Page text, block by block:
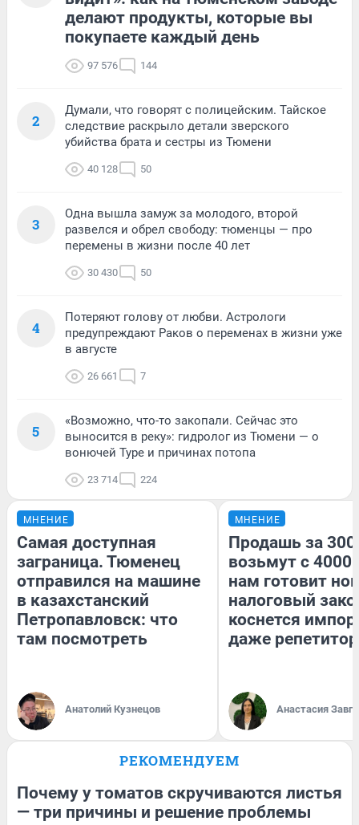
делают продукты, которые вы
покупаете каждый день
97 576 144
2
Думали, что говорят с полицейским. Тайское
следствие раскрыло детали зверского
убийства брата и сестры из Тюмени
40 128 50
3
Одна вышла замуж за молодого, второй
развелся и обрел свободу: тюменцы — про
перемены в жизни после 40 лет
30 430 50
4
Потеряют голову от любви. Астрологи
предупреждают Раков о переменах в жизни уже
в августе
26 661 7
5
«Возможно, что-то закопали. Сейчас это
выносится в реку»: гидролог из Тюмени — о
вонючей Туре и причинах потопа
23 714 224
МНЕНИЕ
Самая доступная
заграница. Тюменец
отправился на машине
в казахстанский
Петропавловск: что
там посмотреть
Анатолий Кузнецов
МНЕНИЕ
Продашь за
возьмут с
нам готовит
налоговый
коснется
даже
Анастасия
РЕКОМЕНДУЕМ
Почему у томатов скручиваются листья
— три причины и решение проблемы